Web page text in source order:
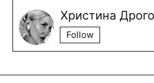
Христина
Follow